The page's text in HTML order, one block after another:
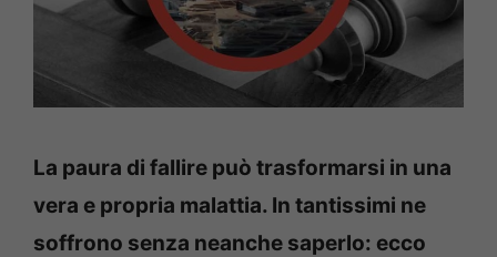
La paura di fallire può trasformarsi in una
vera e propria malattia. In tantissimi ne
soffrono senza neanche saperlo: ecco